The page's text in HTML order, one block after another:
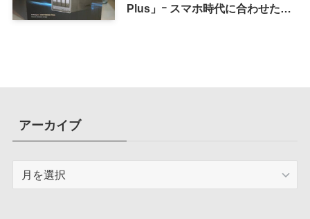
Plus」ｰ スマホ時代に合わせた設
アーカイブ